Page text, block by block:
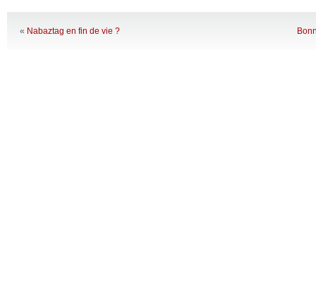
« Nabaztag en fin de vie ?